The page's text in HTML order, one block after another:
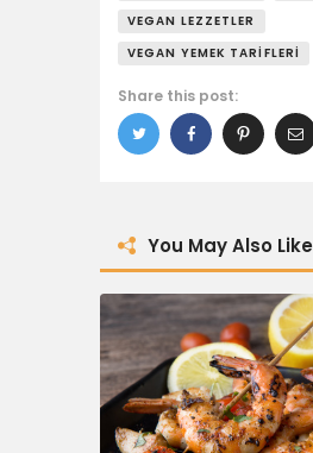
VEGAN LEZZETLER
VEGAN YEMEK TARIFLERI
Share this post:
You May Also Like